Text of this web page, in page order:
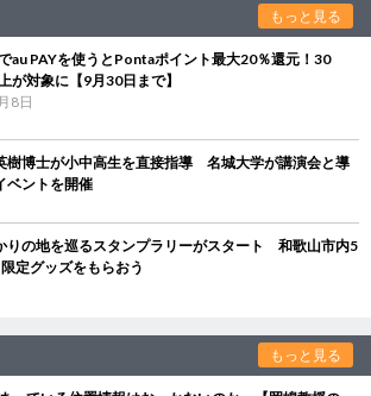
もっと見る
au PAYを使うとPontaポイント最大20％還元！30
が対象に【9月30日まで】
8日
樹博士が小中高生を直接指導 名城大学が講演会と導
ベントを開催
りの地を巡るスタンプラリーがスタート 和歌山市内5
定グッズをもらおう
もっと見る